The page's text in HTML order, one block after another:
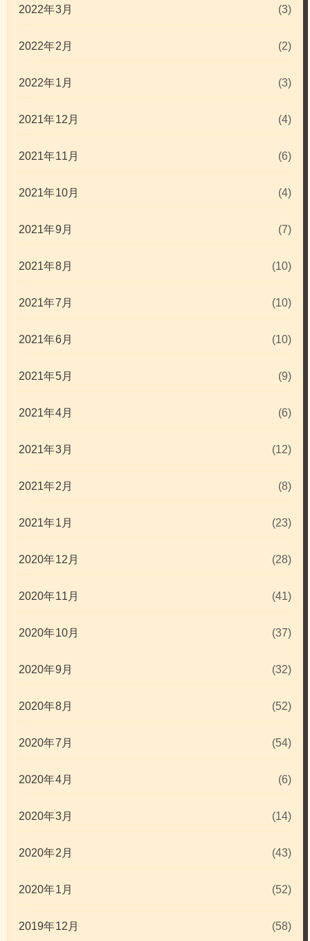
2022年3月 (3)
2022年2月 (2)
2022年1月 (3)
2021年12月 (4)
2021年11月 (6)
2021年10月 (4)
2021年9月 (7)
2021年8月 (10)
2021年7月 (10)
2021年6月 (10)
2021年5月 (9)
2021年4月 (6)
2021年3月 (12)
2021年2月 (8)
2021年1月 (23)
2020年12月 (28)
2020年11月 (41)
2020年10月 (37)
2020年9月 (32)
2020年8月 (52)
2020年7月 (54)
2020年4月 (6)
2020年3月 (14)
2020年2月 (43)
2020年1月 (52)
2019年12月 (58)